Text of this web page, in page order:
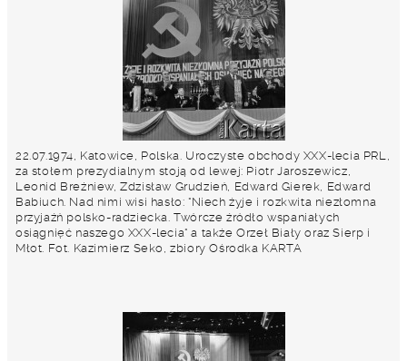
22.07.1974, Katowice, Polska. Uroczyste obchody XXX-lecia PRL,
za stołem prezydialnym stoją od lewej: Piotr Jaroszewicz,
Leonid Breżniew, Zdzisław Grudzień, Edward Gierek, Edward
Babiuch. Nad nimi wisi hasło: "Niech żyje i rozkwita niezłomna
przyjaźń polsko-radziecka. Twórcze źródło wspaniałych
osiągnięć naszego XXX-lecia" a także Orzeł Biały oraz Sierp i
Młot. Fot. Kazimierz Seko, zbiory Ośrodka KARTA